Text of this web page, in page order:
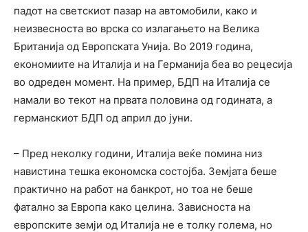
падот на светскиот пазар на автомобили, како и
неизвесноста во врска со излагањето на Велика
Британија од Европската Унија. Во 2019 година,
економиите на Италија и на Германија беа во рецесија
во одреден момент. На пример, БДП на Италија се
намали во текот на првата половина од годината, а
германскиот БДП од април до јуни.
– Пред неколку години, Италија веќе помина низ
навистина тешка економска состојба. Земјата беше
практично на работ на банкрот, но тоа не беше
фатално за Европа како целина. Зависноста на
европските земји од Италија не е толку голема, но